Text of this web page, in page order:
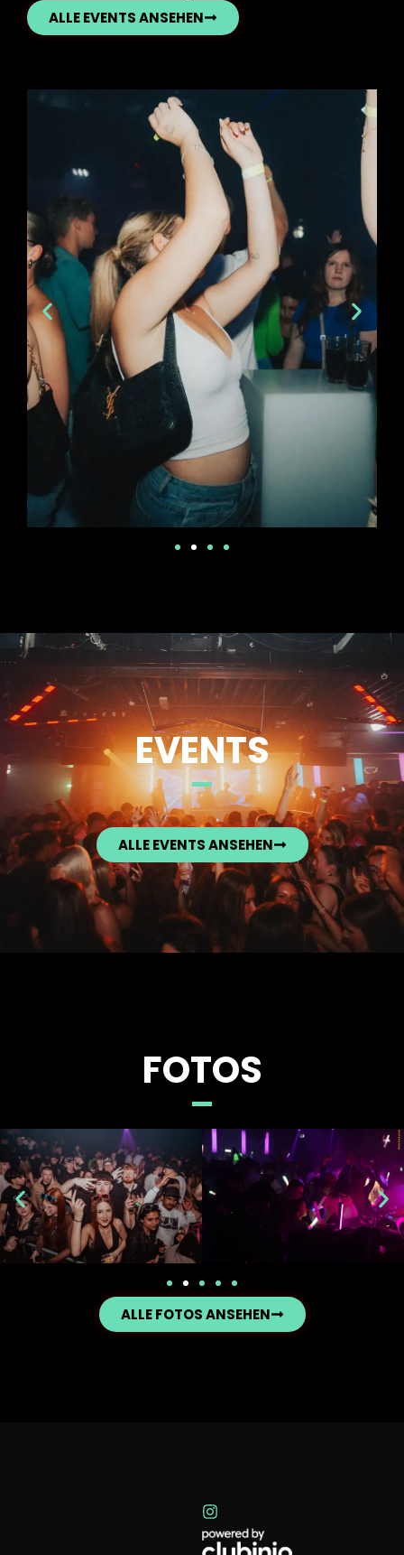
ALLE EVENTS ANSEHEN
EVENTS
ALLE EVENTS ANSEHEN
FOTOS
ALLE FOTOS ANSEHEN